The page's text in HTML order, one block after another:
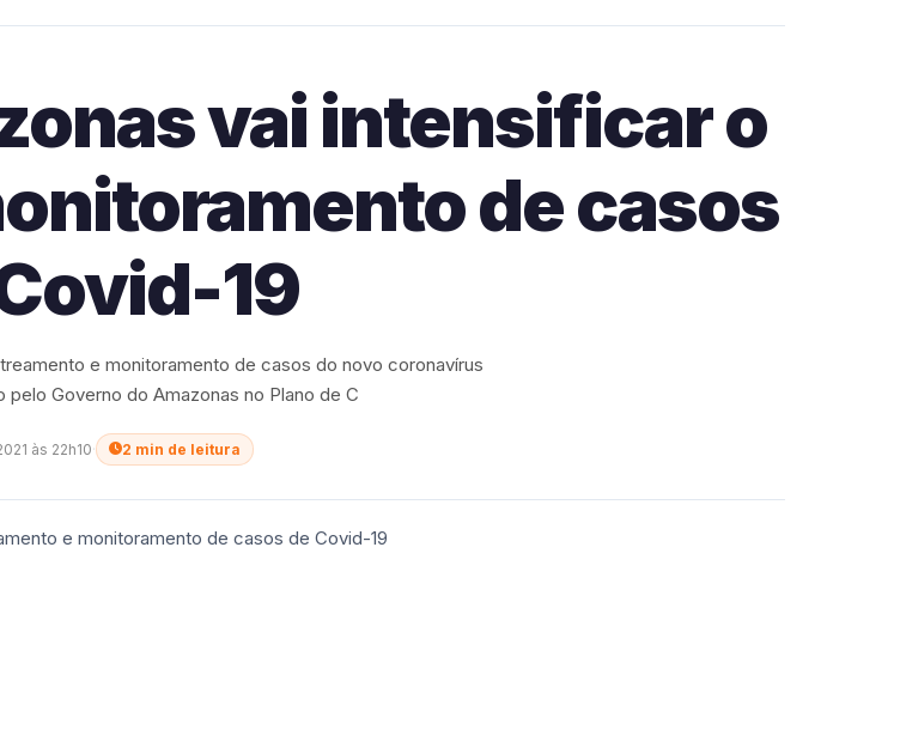
vai intensificar o
de casos
19
e monitoramento de casos do novo coronavírus
pelo Governo do Amazonas no Plano de C
às 22h10· 2 min de leitura